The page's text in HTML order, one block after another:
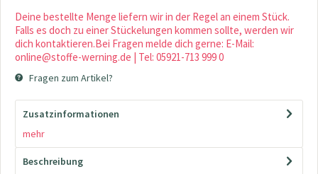
Deine bestellte Menge liefern wir in der Regel an einem Stück.
Falls es doch zu einer Stückelungen kommen sollte, werden wir
dich kontaktieren.Bei Fragen melde dich gerne: E-Mail:
online@stoffe-werning.de | Tel: 05921-713 999 0
Fragen zum Artikel?
Zusatzinformationen
mehr
Beschreibung